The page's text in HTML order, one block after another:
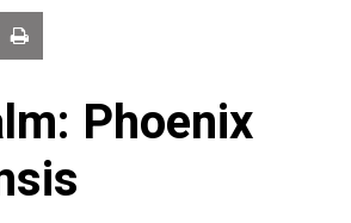
Phoenix